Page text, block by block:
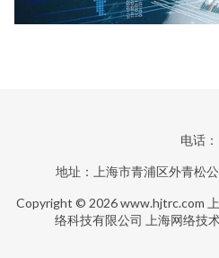
电话
地址：上海市青浦区外青松
Copyright © 2026www.hjtrc.com
络科技有限公司
上海网络技